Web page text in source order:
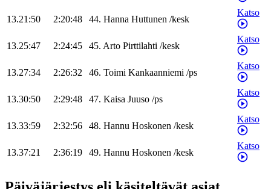
13.21:50 2:20:48 44. Hanna Huttunen /kesk
Katso
13.25:47 2:24:45 45. Arto Pirttilahti /kesk
Katso
13.27:34 2:26:32 46. Toimi Kankaanniemi /ps
Katso
13.30:50 2:29:48 47. Kaisa Juuso /ps
Katso
13.33:59 2:32:56 48. Hannu Hoskonen /kesk
Katso
13.37:21 2:36:19 49. Hannu Hoskonen /kesk
Katso